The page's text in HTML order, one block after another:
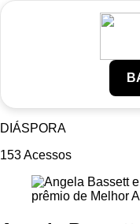
DIÁSPORA
153Acessos